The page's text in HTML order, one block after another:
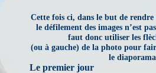
Cette fois ci, dans le but de
le défilement des images n’est
faut donc utiliser les
(ou à gauche) de la photo pour
le diaporama
Le premier jour